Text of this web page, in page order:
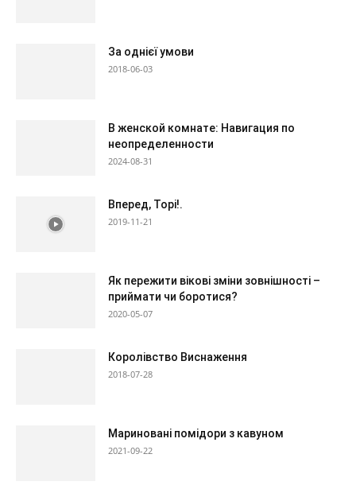
За однієї умови
2018-06-03
В женской комнате: Навигация по
неопределенности
2024-08-31
Вперед, Торі!.
2019-11-21
Як пережити вікові зміни зовнішності –
приймати чи боротися?
2020-05-07
Королівство Виснаження
2018-07-28
Мариновані помідори з кавуном
2021-09-22